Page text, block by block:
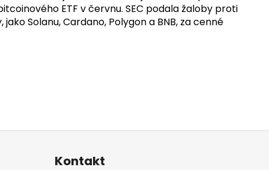
ETF v červnu. SEC podala žaloby proti
Solanu, Cardano, Polygon a BNB, za cenné
Kontakt